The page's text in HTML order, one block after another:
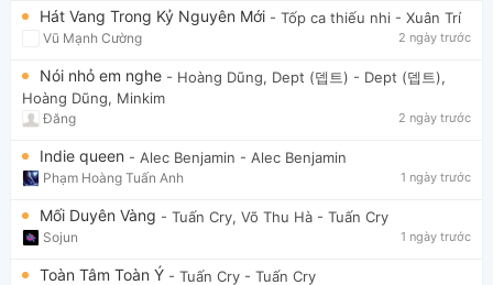
Hát Vang Trong Kỷ Nguyên Mới - Tốp ca thiếu nhi - Xuân Trí
Vũ Mạnh Cường 2 ngày trước
Nói nhỏ em nghe - Hoàng Dũng, Dept (뎁트) - Dept (뎁트),
Hoàng Dũng, Minkim
Đăng 2 ngày trước
Indie queen - Alec Benjamin - Alec Benjamin
Phạm Hoàng Tuấn Anh 1 ngày trước
Mối Duyên Vàng - Tuấn Cry, Võ Thu Hà - Tuấn Cry
Sojun 1 ngày trước
Toàn Tâm Toàn Ý - Tuấn Cry - Tuấn Cry